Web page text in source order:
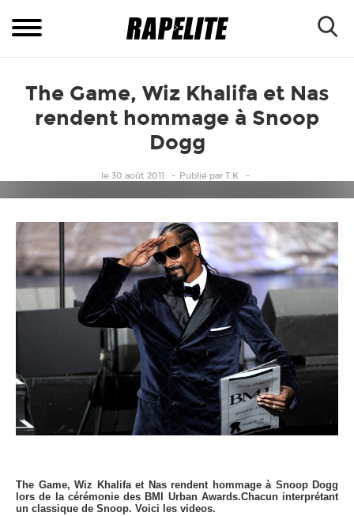
The Game, Wiz Khalifa et Nas
rendent hommage à Snoop
Dogg
le 30 août 2011 Publiépar T.K
The Game, Wiz Khalifa et Nasrendent hommage à Snoop Dogg
lors de la cérémonie des BMI Urban Awards.Chacun interprétant
un classique de Snoop. Voici les videos.